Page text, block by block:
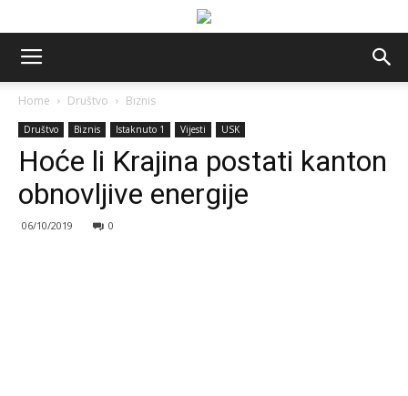
Home Društvo Biznis
Društvo Biznis Istaknuto 1 Vijesti USK
Hoće li Krajina postati kanton
obnovljive energije
06/10/2019 0